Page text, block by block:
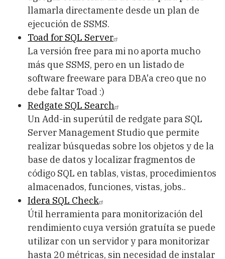
llamarla directamente desde un plan de
ejecución de SSMS.
Toad for SQL Server
La versión free para mi no aporta mucho
más que SSMS, pero en un listado de
software freeware para DBA'a creo que no
debe faltar Toad :)
Redgate SQL Search
Un Add-in superútil de redgate para SQL
Server Management Studio que permite
realizar búsquedas sobre los objetos y de la
base de datos y localizar fragmentos de
código SQL en tablas, vistas, procedimientos
almacenados, funciones, vistas, jobs..
Idera SQL Check
Útil herramienta para monitorización del
rendimiento cuya versión gratuíta se puede
utilizar con un servidor y para monitorizar
hasta 20 métricas, sin necesidad de instalar